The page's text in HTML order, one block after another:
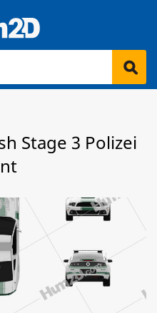
Stage 3 Polizei